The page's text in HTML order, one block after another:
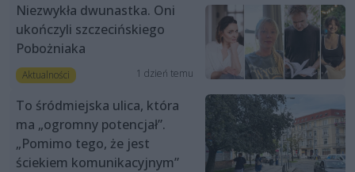
Niezwykła dwunastka. Oni
ukończyli szczecińskiego
Pobożniaka
Aktualności 1 dzień temu
To śródmiejska ulica, która
ma „ogromny potencjał”.
„Pomimo tego, że jest
ściekiem komunikacyjnym”